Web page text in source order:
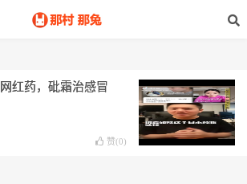
红药，砒霜治感冒
赞(0)